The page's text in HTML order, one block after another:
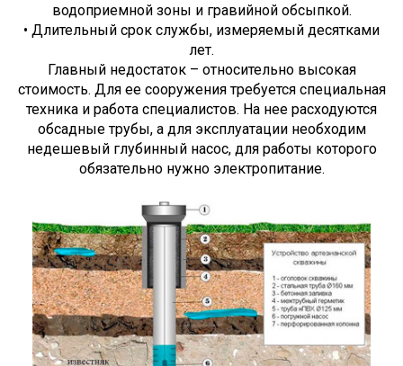
водоприемной зоны и гравийной обсыпкой.
• Длительный срок службы, измеряемый десятками
лет.
Главный недостаток – относительно высокая
стоимость. Для ее сооружения требуется специальная
техника и работа специалистов. На нее расходуются
обсадные трубы, а для эксплуатации необходим
недешевый глубинный насос, для работы которого
обязательно нужно электропитание.